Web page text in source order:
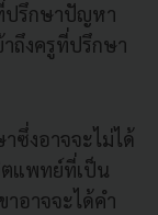
ปรึกษาปัญหา
ถึงครูที่ปรึกษา
าซึ่งอาจจะไม่ได้
ตแพทย์ที่เป็น
าอาจจะได้คำ